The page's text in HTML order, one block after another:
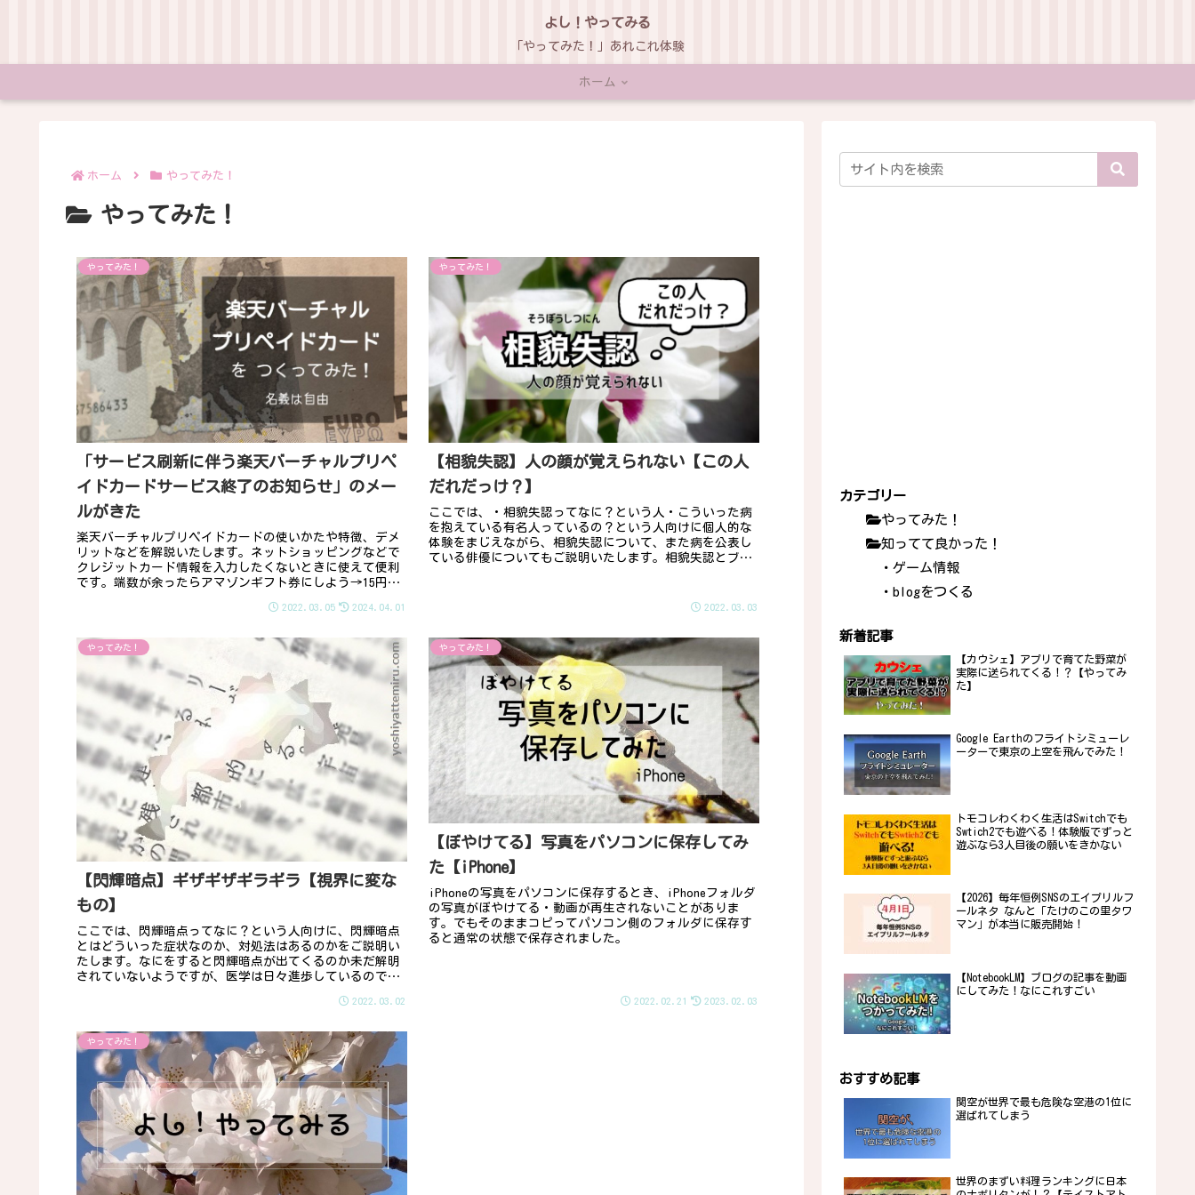
よし！やってみる
「やってみた！」あれこれ体験
ホーム
ホーム やってみた！
やってみた！
やってみた！
「サービス刷新に伴う楽天バーチャルプリペ
イドカードサービス終了のお知らせ」のメー
ルがきた
楽天バーチャルプリペイドカードの使いかたや特徴、デメ
リットなどを解説いたします。ネットショッピングなどで
クレジットカード情報を入力したくないときに使えて便利
です。端数が余ったらアマゾンギフト券にしよう→15円か
2022.03.05 2024.04.01
やってみた！
【相貌失認】人の顔が覚えられない【この人
だれだっけ？】
ここでは、・相貌失認ってなに？という人・こういった病
を抱えている有名人っているの？という人向けに個人的な
体験をまじえながら、相貌失認について、また病を公表し
ている俳優についてもご説明いたします。相貌失認とブラ
2022.03.03
やってみた！
【閃輝暗点】ギザギザギラギラ【視界に変な
もの】
ここでは、閃輝暗点ってなに？という人向けに、閃輝暗点
とはどういった症状なのか、対処法はあるのかをご説明い
たします。なにをすると閃輝暗点が出てくるのか未だ解明
されていないようですが、医学は日々進歩しているのでい
2022.03.02
やってみた！
【ぼやけてる】写真をパソコンに保存してみ
た【iPhone】
iPhoneの写真をパソコンに保存するとき、iPhoneフォルダ
の写真がぼやけてる・動画が再生されないことがありま
す。でもそのままコピってパソコン側のフォルダに保存す
ると通常の状態で保存されました。
2022.02.21 2023.02.03
やってみた！
カテゴリー
やってみた！
知ってて良かった！
・ゲーム情報
・blogをつくる
新着記事
【カウシェ】アプリで育てた野菜が
実際に送られてくる！？【やってみ
た】
Google Earthのフライトシミューレ
ーターで東京の上空を飛んでみた！
トモコレわくわく生活はSwitchでも
Swtich2でも遊べる！体験版でずっと
遊ぶなら3人目後の願いをきかない
【2026】毎年恒例SNSのエイプリルフ
ールネタ なんと「たけのこの里タワ
マン」が本当に販売開始！
【NotebookLM】ブログの記事を動画
にしてみた！なにこれすごい
おすすめ記事
関空が世界で最も危険な空港の1位に
選ばれてしまう
世界のまずい料理ランキングに日本